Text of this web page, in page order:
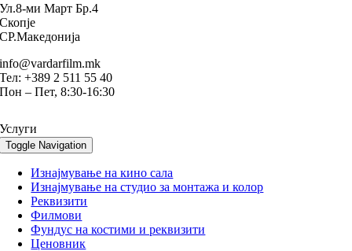
Ул.8-ми Март Бр.4
Скопје
СР.Македонија
info@vardarfilm.mk
Тел: +389 2 511 55 40
Пон – Пет, 8:30-16:30
Услуги
Toggle Navigation
Изнајмување на кино сала
Изнајмување на студио за монтажа и колор
Реквизити
Филмови
Фундус на костими и реквизити
Ценовник